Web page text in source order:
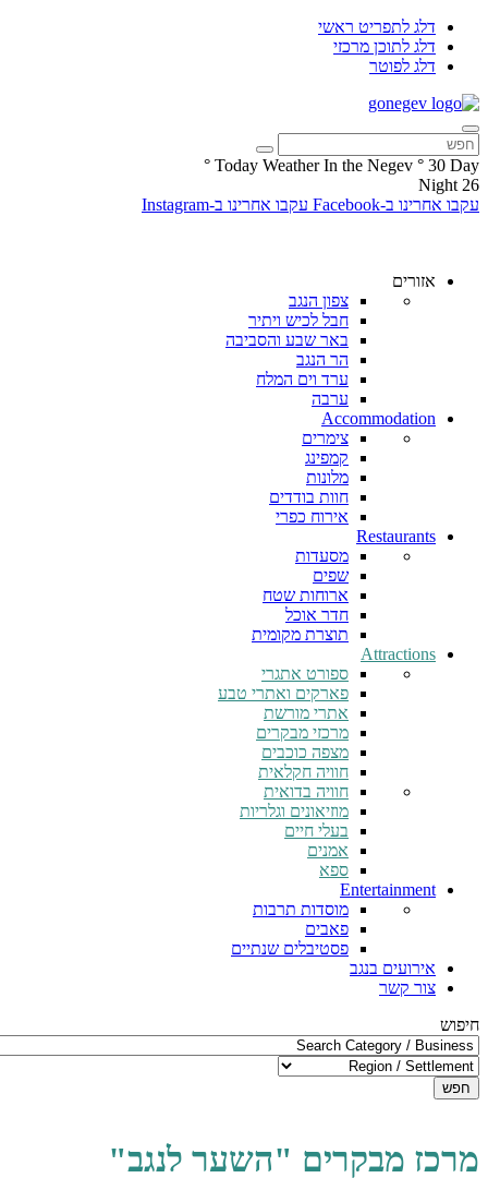
דלג לתפריט ראשי
דלג לתוכן מרכזי
דלג לפוטר
Today Weather In the Negev ° 30 Day
°
26
Night
עקבו אחרינו ב-Facebook
עקבו אחרינו ב-Instagram
אזורים
צפון הנגב
חבל לכיש ויתיר
באר שבע והסביבה
הר הנגב
ערד וים המלח
ערבה
Accommodation
צימרים
קמפינג
מלונות
חוות בודדים
אירוח כפרי
Restaurants
מסעדות
שפים
ארוחות שטח
חדר אוכל
תוצרת מקומית
Attractions
ספורט אתגרי
פארקים ואתרי טבע
אתרי מורשת
מרכזי מבקרים
מצפה כוכבים
חוויה חקלאית
חוויה בדואית
מוזיאונים וגלריות
בעלי חיים
אמנים
ספא
Entertainment
מוסדות תרבות
פאבים
פסטיבלים שנתיים
אירועים בנגב
צור קשר
חיפוש
חפש
מרכז מבקרים "השער לנגב"